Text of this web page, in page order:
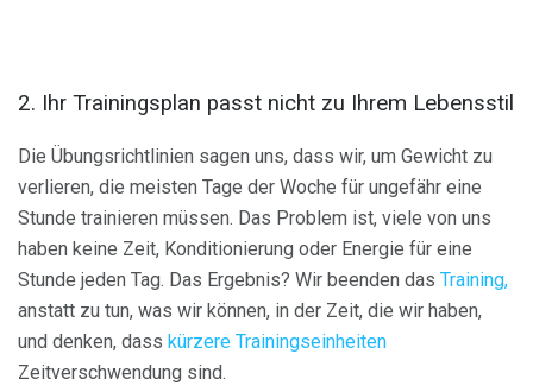
2. Ihr Trainingsplan passt nicht zu Ihrem Lebensstil
Die Übungsrichtlinien sagen uns, dass wir, um Gewicht zu
verlieren, die meisten Tage der Woche für ungefähr eine
Stunde trainieren müssen. Das Problem ist, viele von uns
haben keine Zeit, Konditionierung oder Energie für eine
Stunde jeden Tag. Das Ergebnis? Wir beenden das Training,
anstatt zu tun, was wir können, in der Zeit, die wir haben,
und denken, dass kürzere Trainingseinheiten
Zeitverschwendung sind.